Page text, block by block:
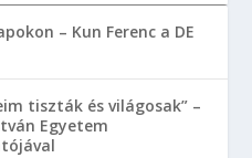
– Kun Ferenc a DE
tiszták és világosak” –
Egyetem